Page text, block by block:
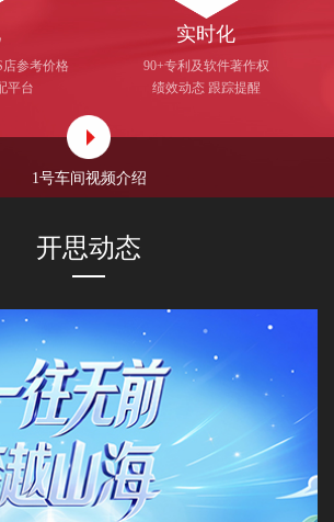
店参考价格
平台
实时化
90+专利及软件著作权
绩效动态 跟踪提醒
1号车间视频介绍
开思动态